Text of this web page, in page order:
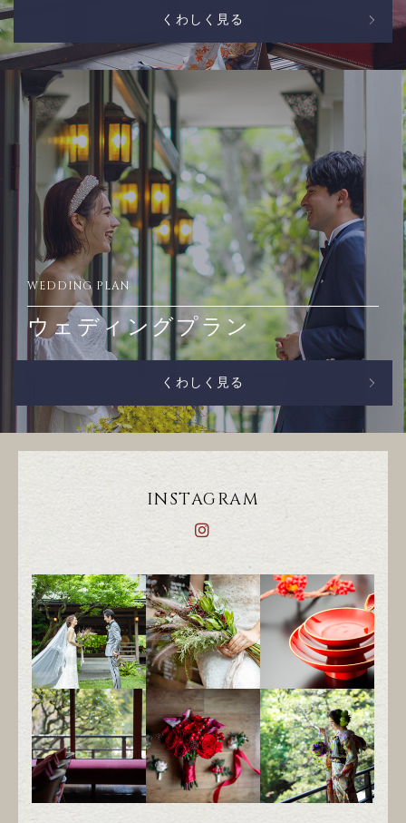
くわしく見る
WEDDING PLAN
ウェディングプラン
くわしく見る
INSTAGRAM